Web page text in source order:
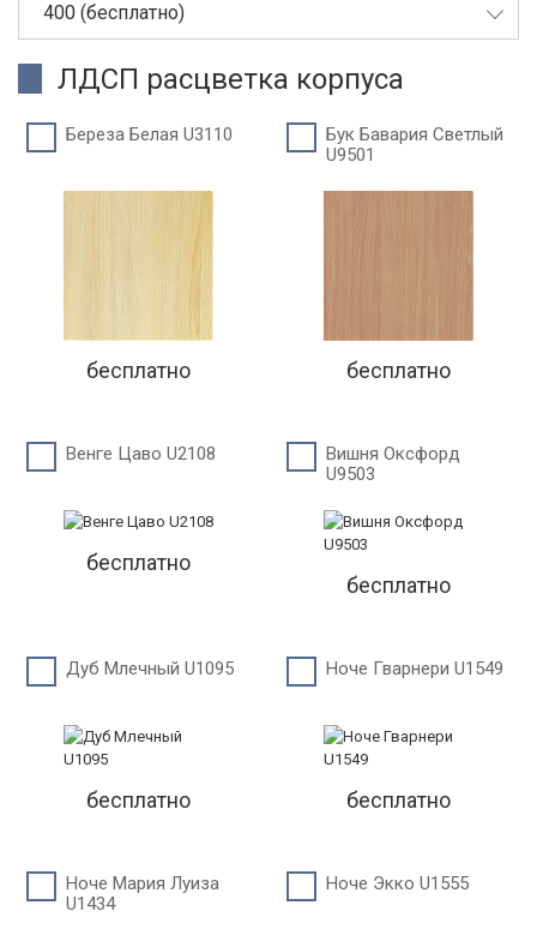
400 (бесплатно)
ЛДСП расцветка корпуса
Береза Белая U3110
бесплатно
Бук Бавария Светлый
U9501
бесплатно
Венге Цаво U2108
бесплатно
Вишня Оксфорд
U9503
бесплатно
Дуб Млечный U1095
бесплатно
Ноче Гварнери U1549
бесплатно
Ноче Мария Луиза
U1434
Ноче Экко U1555